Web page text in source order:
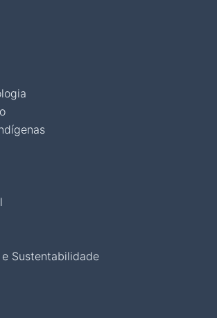
Sustentabilidade